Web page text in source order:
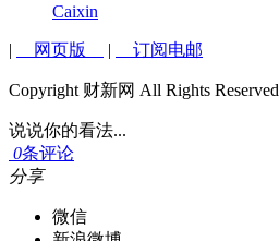
Caixin
| 网页版 | 订阅电邮
Copyright 财新网 All Rights Reserved
说说你的看法...
0条评论
分享
微信